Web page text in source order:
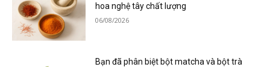
hoa nghệ tây chất lượng
06/08/2026
Bạn đã phân biệt bột matcha và bột trà